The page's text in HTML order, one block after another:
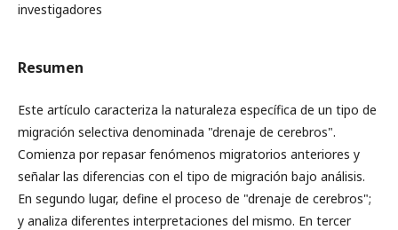
investigadores
Resumen
Este artículo caracteriza la naturaleza específica de un tipo de
migración selectiva denominada "drenaje de cerebros".
Comienza por repasar fenómenos migratorios anteriores y
señalar las diferencias con el tipo de migración bajo análisis.
En segundo lugar, define el proceso de "drenaje de cerebros";
y analiza diferentes interpretaciones del mismo. En tercer